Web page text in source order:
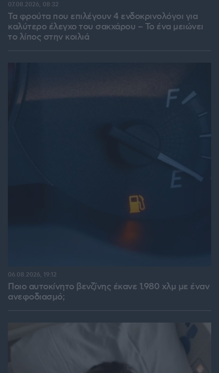
Τα φρούτα που επιλέγουν 4 ενδοκρινολόγοι για
καλύτερο έλεγχο του σακχάρου – Το ένα μειώνει
το λίπος στην κοιλιά
07.08.2026, 08:32
Ποιο αυτοκίνητο βενζίνης έκανε 1.980 χλμ με έναν
ανεφοδιασμό;
06.08.2026, 19:12